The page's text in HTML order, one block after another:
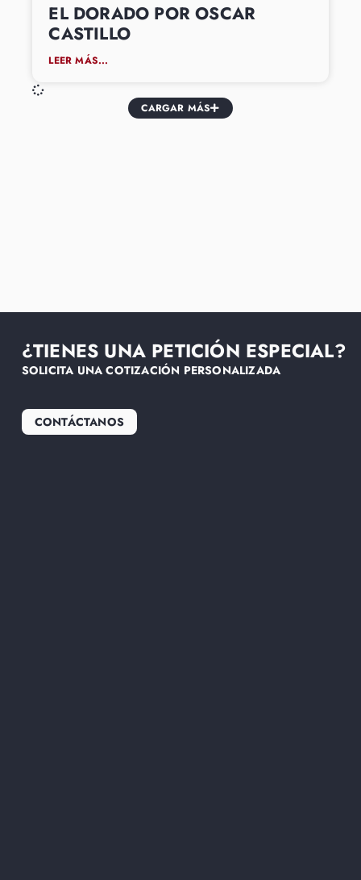
EL DORADO POR OSCAR
CASTILLO
LEER MÁS...
CARGAR MÁS
¿TIENES UNA PETICIÓN ESPECIAL?
SOLICITA UNA COTIZACIÓN PERSONALIZADA
CONTÁCTANOS